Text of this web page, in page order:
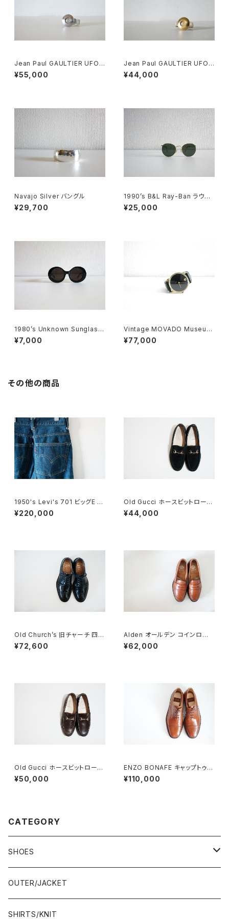
Jean Paul GAULTIER UFO
Watch Silver
¥55,000
Jean Paul GAULTIER UFO
Watch
¥44,000
Navajo Silver バングル
¥29,700
1990’s B&L Ray-Ban ラウン
ドメタル
¥25,000
1980’s Unknown Sunglass
es
¥7,000
Vintage MOVADO Museum
Watch
¥77,000
その他の商品
1950's Levi's 701 ビッグE 2
4×30
¥220,000
Old Gucci ホースビットローフ
ァー 37C BK Suede
¥44,000
Old Church’s 旧チャーチ 四都
市 Grafton グラフトン 70F
¥72,600
Alden オールデン コインローフ
ァー #985 6E 旧ロゴ
¥62,000
Old Gucci ホースビットローフ
ァー 35.5C DB
¥50,000
ENZO BONAFE キャップトゥ 4
4 DEADSTOCK
¥110,000
CATEGORY
SHOES
21.5-22.0 cm
22.0-22.5 cm
OUTER/JACKET
SHIRTS/KNIT